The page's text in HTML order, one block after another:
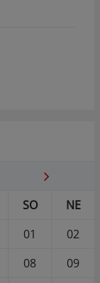
SO
NE
01
02
08
09